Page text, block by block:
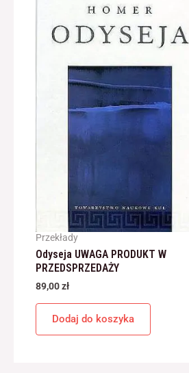
Przekłady
Odyseja UWAGA PRODUKT W
PRZEDSPRZEDAŻY
89,00zł
Dodaj do koszyka